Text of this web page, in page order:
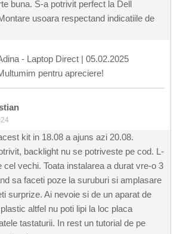
buna. S-a potrivit perfect la Dell
usoara respectand indicatiile de
- Laptop Direct | 05.02.2025
pentru apreciere!
kit in 18.08 a ajuns azi 20.08.
backlight nu se potriveste pe cod. L-
cel vechi. Toata instalarea a durat vre-o 3
sa faceti poze la suruburi si amplasare
surprize. Ai nevoie si de un aparat de
altfel nu poti lipi la loc placa
tastaturii. In rest un tutorial de pe